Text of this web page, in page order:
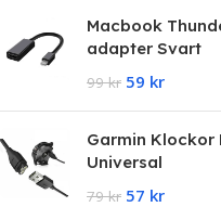
Macbook
adapter Svart
99kr 59 kr
Garmin
Universal
79kr 57 kr